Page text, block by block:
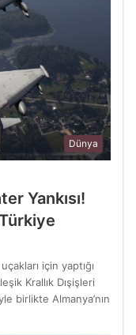
Dünya
Yankısı!
için yaptığı
Krallık Dışişleri
birlikte Almanya’nın